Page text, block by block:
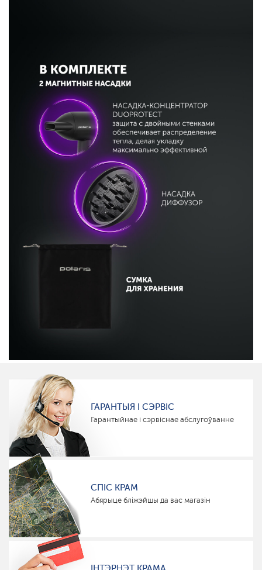
ГАРАНТЫЯ І СЭРВІС
Гарантыйнае і сэрвіснае абслугоўванне
СПІС КРАМ
Абярыце бліжэйшы да вас магазін